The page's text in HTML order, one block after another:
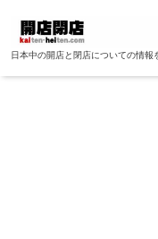
日本中の開店と閉店についての情報